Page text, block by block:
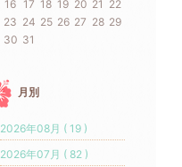
16 17 18 19 20 21 22
23 24 25 26 27 28 29
30 31
月別
2026年08月 ( 19 )
2026年07月 ( 82 )